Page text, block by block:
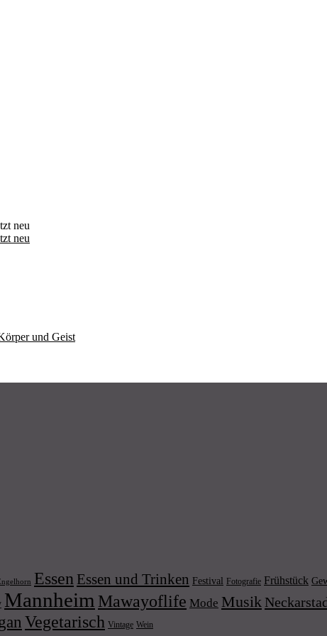
und Geist
Essen Essen und Trinken Festival Fotografie Frühstück
Mannheim Mawayoflife Mode Musik
Vegetarisch Vintage Wein